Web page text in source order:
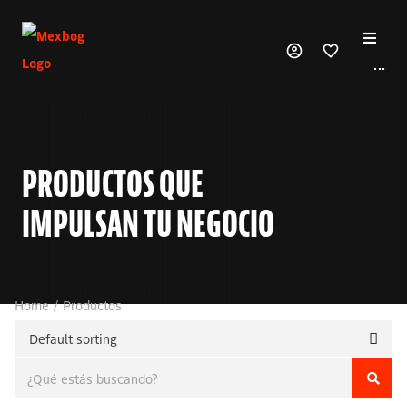
···
Contacto
PRODUCTOS QUE
IMPULSAN TU NEGOCIO
Home / Productos